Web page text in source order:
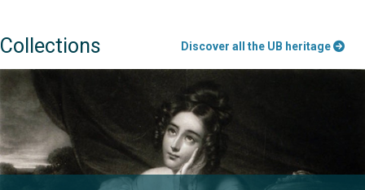
Collections Discover all the UB heritage